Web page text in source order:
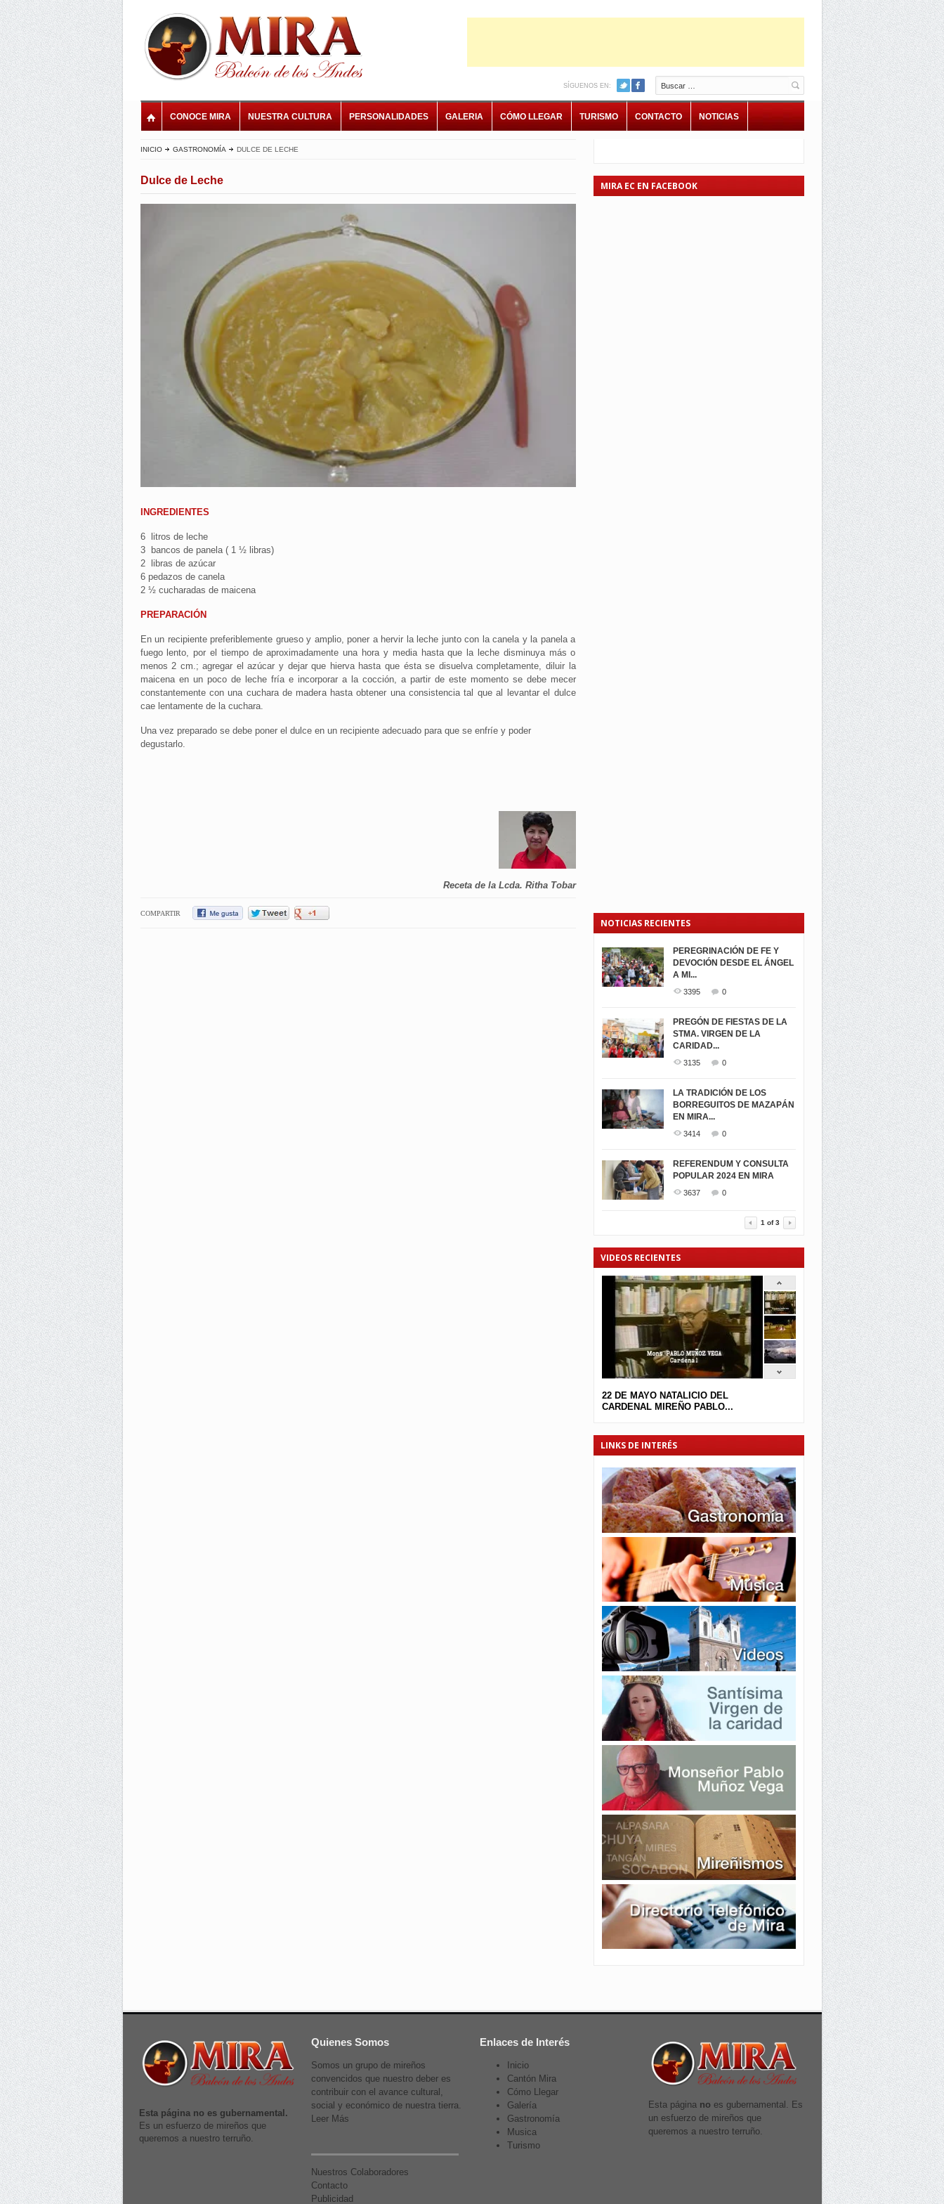
Buscar
SÍGUENOS EN:
CONOCE MIRA NUESTRA CULTURA PERSONALIDADES GALERIA CÓMO LLEGAR TURISMO CONTACTO NOTICIAS
INICIO GASTRONOMÍA DULCE DE LECHE
Dulce de Leche
INGREDIENTES
6 litros de leche
3 bancos de panela ( 1 ½ libras)
2 libras de azúcar
6 pedazos de canela
2 ½ cucharadas de maicena
PREPARACIÓN
En un recipiente preferiblemente grueso y amplio, poner a hervir la leche junto con la canela y la panela a
fuego lento, por el tiempo de aproximadamente una hora y media hasta que la leche disminuya más o
menos 2 cm.; agregar el azúcar y dejar que hierva hasta que ésta se disuelva completamente, diluir la
maicena en un poco de leche fría e incorporar a la cocción, a partir de este momento se debe mecer
constantemente con una cuchara de madera hasta obtener una consistencia tal que al levantar el dulce
cae lentamente de la cuchara.
Una vez preparado se debe poner el dulce en un recipiente adecuado para que se enfríe y poder
degustarlo.
Receta de la Lcda. Ritha Tobar
COMPARTIR
MIRA EC EN FACEBOOK
NOTICIAS RECIENTES
PEREGRINACIÓN DE FE Y
DEVOCIÓN DESDE EL ÁNGEL
A MI...
3395 0
PREGÓN DE FIESTAS DE LA
STMA. VIRGEN DE LA
CARIDAD...
3135 0
LA TRADICIÓN DE LOS
BORREGUITOS DE MAZAPÁN
EN MIRA...
3414 0
REFERENDUM Y CONSULTA
POPULAR 2024 EN MIRA
3637 0
1 of3
VIDEOS RECIENTES
22 DE MAYO NATALICIO DEL
CARDENAL MIREÑO PABLO...
LINKS DE INTERÉS
Esta página no es gubernamental.
Es un esfuerzo de mireños que
queremos a nuestro terruño.
Quienes Somos
Somos un grupo de mireños
convencidos que nuestro deber es
contribuir con el avance cultural,
social y económico de nuestra tierra.
Leer Más
Nuestros Colaboradores
Contacto
Publicidad
Enlaces de Interés
Inicio
Cantón Mira
Cómo Llegar
Galería
Gastronomía
Musica
Turismo
Esta página no es gubernamental. Es
un esfuerzo de mireños que
queremos a nuestro terruño.